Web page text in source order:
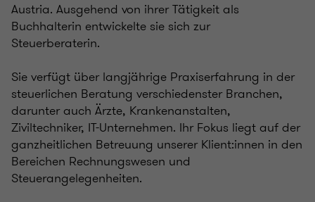
Austria. Ausgehend von ihrer Tätigkeit als
Buchhalterin entwickelte sie sich zur
Steuerberaterin.
Sie verfügt über langjährige Praxiserfahrung in der
steuerlichen Beratung verschiedenster Branchen,
darunter auch Ärzte, Krankenanstalten,
Ziviltechniker, IT-Unternehmen. Ihr Fokus liegt auf der
ganzheitlichen Betreuung unserer Klient:innen in den
Bereichen Rechnungswesen und
Steuerangelegenheiten.